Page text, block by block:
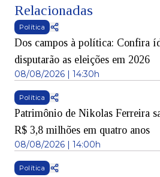
Relacionadas
Política
Dos campos à política: Confira
disputarão as eleições em 2026
08/08/2026 | 14:30h
Política
Patrimônio de Nikolas Ferreira
R$ 3,8 milhões em quatro anos
08/08/2026 | 14:00h
Política